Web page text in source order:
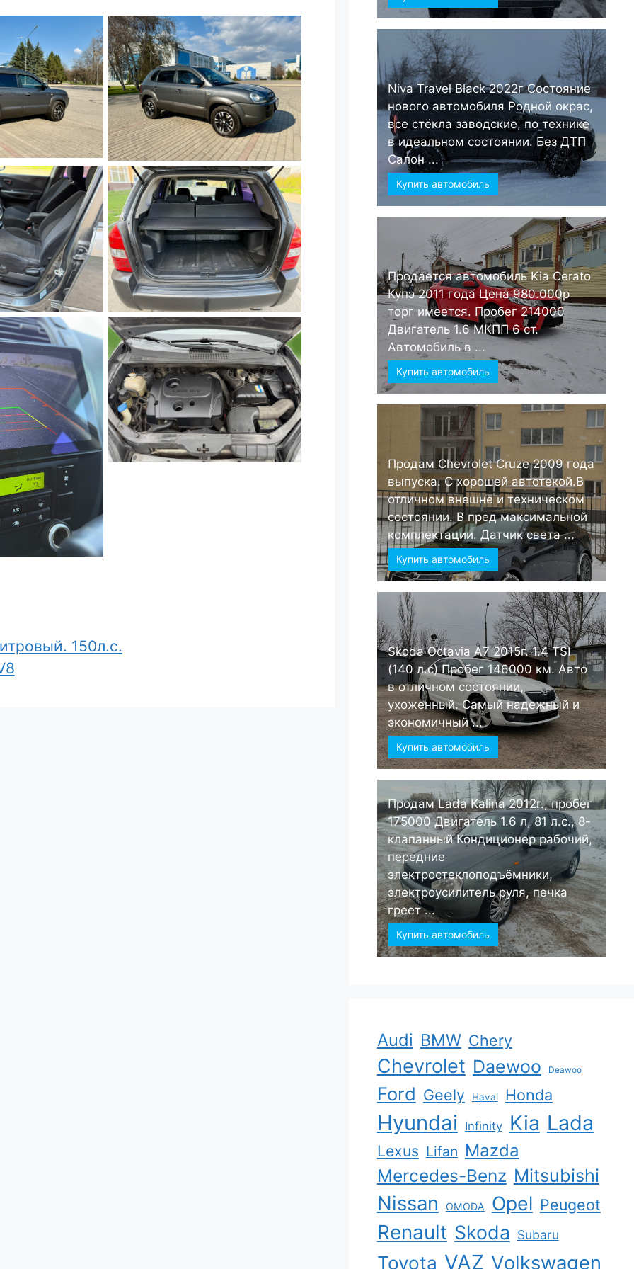
150л.с.
Niva Travel Black 2022г Состояние
нового автомобиля Родной окрас,
все стёкла заводские, по технике
в идеальном состоянии. Без ДТП
Салон ...
Купить автомобиль
Продается автомобиль Kia Cerato
Купэ 2011 года Цена 980.000р
торг имеется. Пробег 214000
Двигатель 1.6 МКПП 6 ст.
Автомобиль в ...
Купить автомобиль
Продам Chevrolet Cruze 2009 года
выпуска. С хорошей автотекой.В
отличном внешне и техническом
состоянии. В пред максимальной
комплектации. Датчик света ...
Купить автомобиль
Skoda Octavia А7 2015г. 1.4 TSI
(140 л.с) Пробег 146000 км. Авто
в отличном состоянии,
ухоженный. Самый надежный и
экономичный ...
Купить автомобиль
Продам Lada Kalina 2012г., пробег
175000 Двигатель 1.6 л, 81 л.с., 8-
клапанный Кондиционер рабочий,
передние
электростеклоподъёмники,
электроусилитель руля, печка
греет ...
Купить автомобиль
Audi BMW Chery
Chevrolet Daewoo Deawoo
Ford Geely Haval Honda
Hyundai Infinity Kia Lada
Lexus Lifan Mazda
Mercedes-Benz Mitsubishi
Nissan OMODA Opel Peugeot
Renault Skoda Subaru
Toyota VAZ Volkswagen